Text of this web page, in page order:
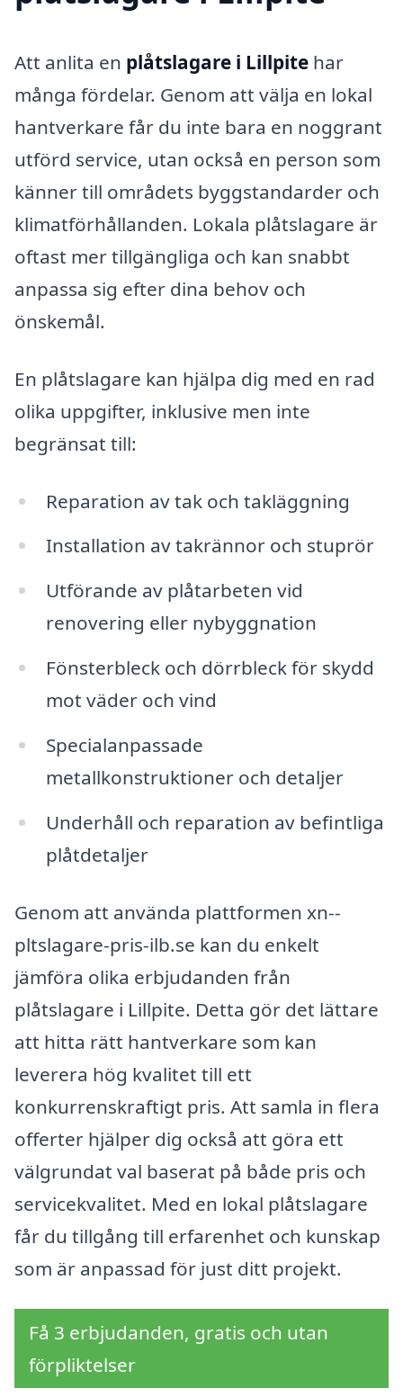
Att anlita en plåtslagare i Lillpite har
många fördelar. Genom att välja en lokal
hantverkare får du inte bara en noggrant
utförd service, utan också en person som
känner till områdets byggstandarder och
klimatförhållanden. Lokala plåtslagare är
oftast mer tillgängliga och kan snabbt
anpassa sig efter dina behov och
önskemål.
En plåtslagare kan hjälpa dig med en rad
olika uppgifter, inklusive men inte
begränsat till:
Reparation av tak och takläggning
Installation av takrännor och stuprör
Utförande av plåtarbeten vid
renovering eller nybyggnation
Fönsterbleck och dörrbleck för skydd
mot väder och vind
Specialanpassade
metallkonstruktioner och detaljer
Underhåll och reparation av befintliga
plåtdetaljer
Genom att använda plattformen xn--
pltslagare-pris-ilb.se kan du enkelt
jämföra olika erbjudanden från
plåtslagare i Lillpite. Detta gör det lättare
att hitta rätt hantverkare som kan
leverera hög kvalitet till ett
konkurrenskraftigt pris. Att samla in flera
offerter hjälper dig också att göra ett
välgrundat val baserat på både pris och
servicekvalitet. Med en lokal plåtslagare
får du tillgång till erfarenhet och kunskap
som är anpassad för just ditt projekt.
Få 3 erbjudanden, gratis och utan
förpliktelser